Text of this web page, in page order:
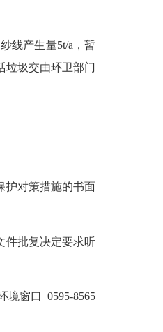
线产生量5t/a，暂
垃圾交由环卫部门
护对策措施的书面
件批复决定要求听
境窗口0595-8565